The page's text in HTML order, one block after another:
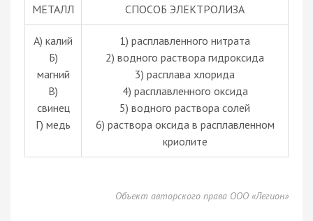
МЕТАЛЛ СПОСОБ ЭЛЕКТРОЛИЗА
А) калий
Б)
магний
В)
свинец
Г) медь
1) расплавленного нитрата
2) водного раствора гидроксида
3) расплава хлорида
4) расплавленного оксида
5) водного раствора солей
6) раствора оксида в расплавленном
криолите
Объект авторского права ООО «Легион»